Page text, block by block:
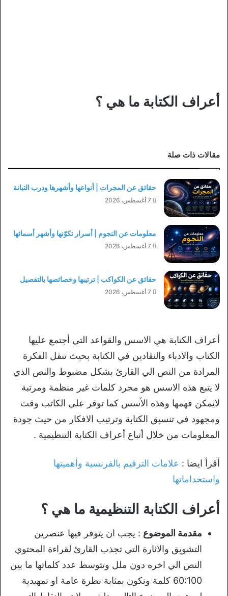
أعراف الكتابة ما هي ؟
مقالات ذات صلة
حقائق عن المجرات | أنواعها وأشهرها ودرب التبانة
7 أغسطس، 2026
معلومات عن النجوم | أسرار تكوّنها وأشهر أسمائها
7 أغسطس، 2026
حقائق عن الكواكب | ترتيبها وخصائصها بالتفصيل
7 أغسطس، 2026
أعراف الكتابة هي الاسس والقواعد التي أجتمع عليها
الكتاب والادباء والنقادين في الكتابة بحيث تنقل الفكرة
المرادة من النص الي القارئ بشكل مضبوط والنص الذي
لا يتبع هذه الاسس هو مجرد كلمات غير منظمة ومرتبة
لايمكن فهمها وهذه الأسس كما توفر علي الكاتب وقت
ومجهود في تنسيق الكتابة وترتيب الافكار من حيث جودة
المعلومات من خلال أتباع أعراف الكتابة التنظيمية .
أقرأ ايضا : علامات الترقيم بالفرنسية وأهميتها
واستخداماتها
أعراف الكتابة التنظيمية ما هي ؟
مقدمة الموضوع : يجب ان يتوفر فيها عنصرين
التشويق والاثارة التي تجذب القارئ لقراءة المحتوي
النص الي اخره دون ملل وتتوسط عدد كلماتها ما بين
60:100 كلمة وتكون بمثابة نظرة عامة او تمهيدية